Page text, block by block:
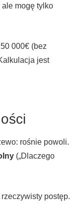
mogę tylko
000€ (bez
jest
rośnie powoli.
(„Dlaczego
postęp.